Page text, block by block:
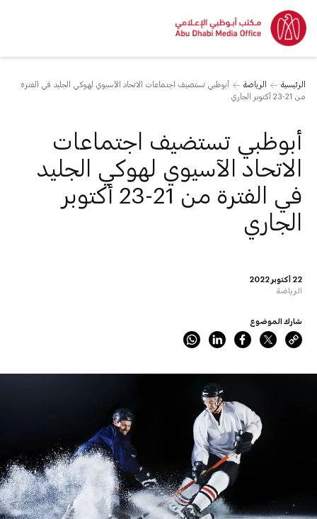
الرئيسية الرياضة
أبوظبي تستضيف اجتماعات الاتحاد الآسيوي لهوكي الجليد في الفترة
من 21-23 أكتوبر الجاري
22 أكتوبر 2022
الرياضة
أبوظبي تستضيف اجتماعات
الاتحاد الآسيوي لهوكي الجليد
في الفترة من 21-23 أكتوبر
الجاري
شارك الموضوع